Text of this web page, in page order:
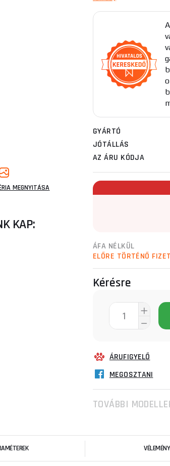
MEGNYITÁSA
KAP:
GYÁRTÓ
JÓTÁLLÁS
AZ ÁRU KÓDJA
ÁFA NÉLKÜL
ELŐRE TÖRTÉNŐ
Kérésre
ÁRUFIGYELŐ
MEGOSZTANI
TOVÁBBI
VÉLEMÉNY